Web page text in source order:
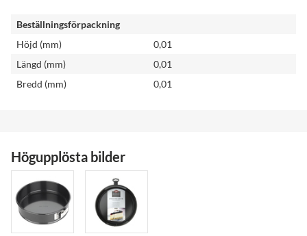
Beställningsförpackning
Höjd (mm)
0,01
Längd (mm)
0,01
Bredd (mm)
0,01
Högupplösta bilder